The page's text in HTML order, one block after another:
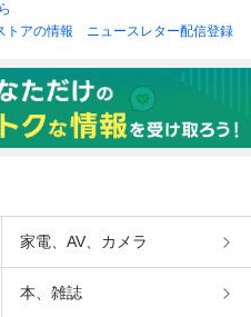
トアの情報
ニュースレター配信登録
家電、AV、カメラ
本、雑誌